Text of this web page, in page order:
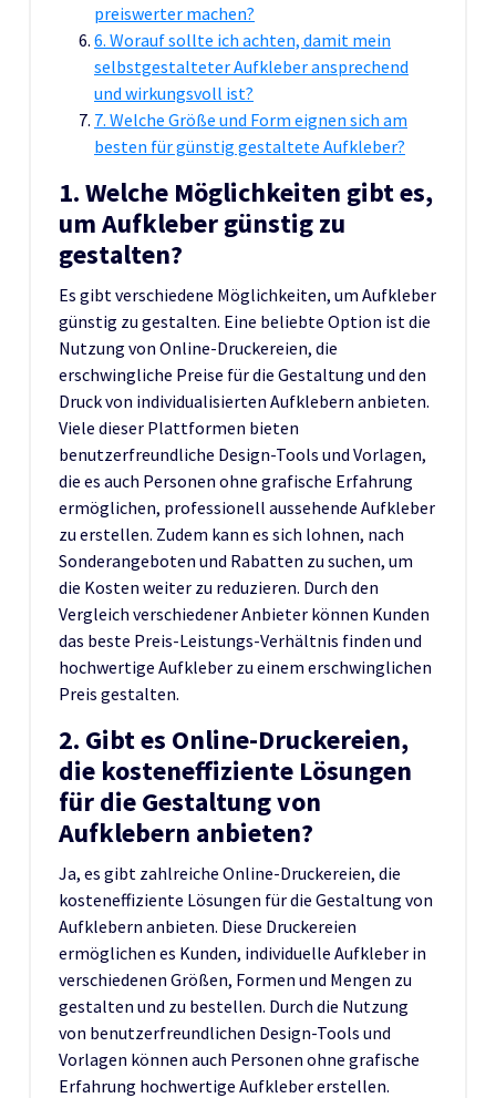
preiswerter machen?
6. Worauf sollte ich achten, damit mein
selbstgestalteter Aufkleber ansprechend
und wirkungsvoll ist?
7. Welche Größe und Form eignen sich am
besten für günstig gestaltete Aufkleber?
1. Welche Möglichkeiten gibt es,
um Aufkleber günstig zu
gestalten?
Es gibt verschiedene Möglichkeiten, um Aufkleber
günstig zu gestalten. Eine beliebte Option ist die
Nutzung von Online-Druckereien, die
erschwingliche Preise für die Gestaltung und den
Druck von individualisierten Aufklebern anbieten.
Viele dieser Plattformen bieten
benutzerfreundliche Design-Tools und Vorlagen,
die es auch Personen ohne grafische Erfahrung
ermöglichen, professionell aussehende Aufkleber
zu erstellen. Zudem kann es sich lohnen, nach
Sonderangeboten und Rabatten zu suchen, um
die Kosten weiter zu reduzieren. Durch den
Vergleich verschiedener Anbieter können Kunden
das beste Preis-Leistungs-Verhältnis finden und
hochwertige Aufkleber zu einem erschwinglichen
Preis gestalten.
2. Gibt es Online-Druckereien,
die kosteneffiziente Lösungen
für die Gestaltung von
Aufklebern anbieten?
Ja, es gibt zahlreiche Online-Druckereien, die
kosteneffiziente Lösungen für die Gestaltung von
Aufklebern anbieten. Diese Druckereien
ermöglichen es Kunden, individuelle Aufkleber in
verschiedenen Größen, Formen und Mengen zu
gestalten und zu bestellen. Durch die Nutzung
von benutzerfreundlichen Design-Tools und
Vorlagen können auch Personen ohne grafische
Erfahrung hochwertige Aufkleber erstellen.